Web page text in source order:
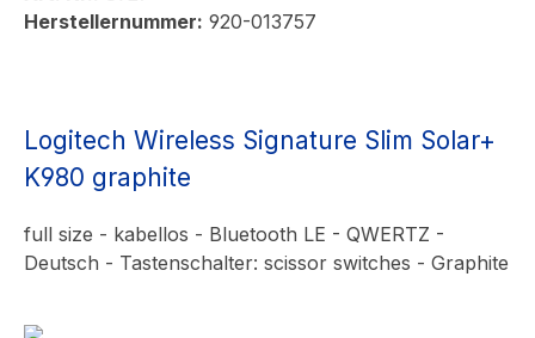
Herstellernummer: 920-013757
Logitech Wireless Signature Slim Solar+
K980 graphite
full size - kabellos - Bluetooth LE - QWERTZ -
Deutsch - Tastenschalter: scissor switches - Graphite